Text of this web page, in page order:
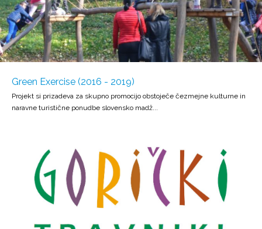
Green Exercise (2016 - 2019)
Projekt si prizadeva za skupno promocijo obstoječe čezmejne kulturne in
naravne turistične ponudbe slovensko madž...